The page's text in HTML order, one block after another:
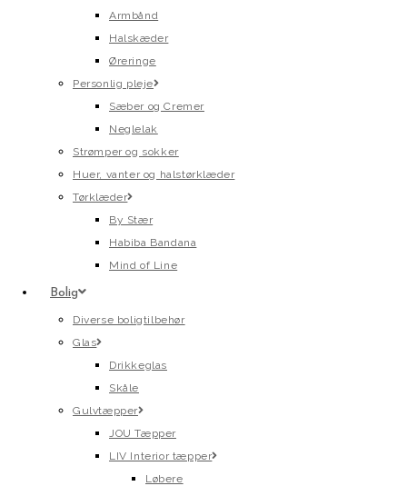
Armbånd
Halskæder
Øreringe
Personlig pleje
Sæber og Cremer
Neglelak
Strømper og sokker
Huer, vanter og halstørklæder
Tørklæder
By Stær
Habiba Bandana
Mind of Line
Bolig
Diverse boligtilbehør
Glas
Drikkeglas
Skåle
Gulvtæpper
JOU Tæpper
LIV Interior tæpper
Løbere